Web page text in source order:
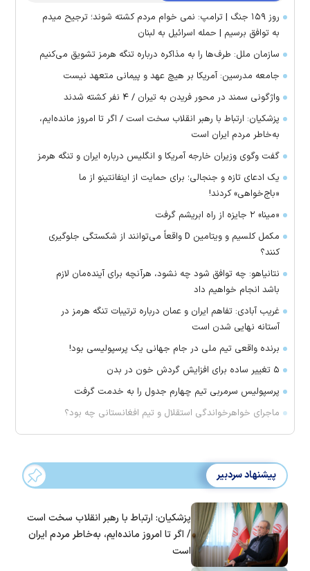
روز ۱۵۹ جنگ | ترامپ: نمی خوام مردم کشته شوند؛ ترجیح میدم
به توافق برسیم | حمله اسرائیل به لبنان
سازمان ملل: طرف‌ها را به مذاکره درباره تنگه هرمز تشویق می‌کنیم
جامعه مدرسین: آمریکا بر هیچ عهد و پیمانی متعهد نیست
واژگونی سمند در محور فریدن به تیران / ۴ نفر کشته شدند
پزشکیان: ارتباط با رهبر انقلاب سخت است / اگر تا امروز مانده‌ایم،
به‌خاطر مردم ایران است
گفت وگوی وزیران خارجه آمریکا و انگلیس درباره ایران و تنگه هرمز
یک ادعای تازه و جنجالی؛ برای حمایت از اینفانتینو از ما
«باج‌خواهی» کردند!
«مینا» ۲ جایزه از راه ابریشم گرفت
مکمل کلسیم و ویتامین D واقعاً می‌توانند از شکستگی جلوگیری
کنند؟
نتانیاهو: چه توافق شود چه نشود، هرآنچه برای آینده‌مان لازم
باشد انجام خواهیم داد
غریب آبادی: تفاهم ایران و عمان درباره ترتیبات تنگه هرمز در
آستانه نهایی شدن است
برنده واقعی تیم ملی در جام جهانی یک پرسپولیسی بود!
۵ تغییر ساده برای افزایش گردش خون در بدن
پرسپولیس سرمربی تیم چهارم جدول را به خدمت گرفت
ماجرای خواهرخواندگی استقلال و تیم افغانستانی چه بود؟
پیشنهاد سردبیر
پزشکیان: ارتباط با رهبر انقلاب سخت است
/ اگر تا امروز مانده‌ایم، به‌خاطر مردم ایران
است